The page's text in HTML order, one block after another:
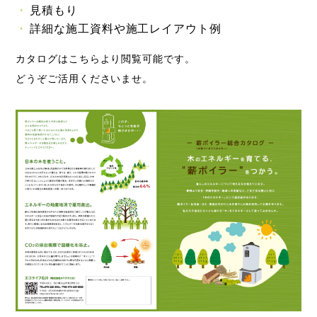
見積もり
詳細な施工資料や施工レイアウト例
カタログはこちらより閲覧可能です。
どうぞご活用くださいませ。